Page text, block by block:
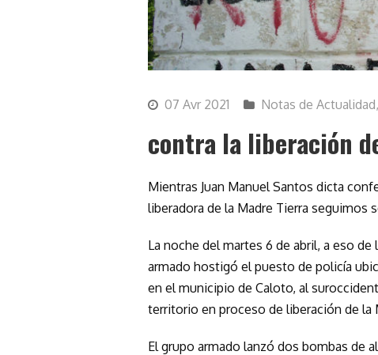
07 Avr 2021 Notas de Actualidad,
contra la liberación
Mientras Juan Manuel Santos dicta
liberadora de la Madre Tierra seguimos
La noche del martes 6 de abril, a eso
armado hostigó el puesto de policía
en el municipio de Caloto, al
territorio en proceso de liberación de la
El grupo armado lanzó dos bombas de